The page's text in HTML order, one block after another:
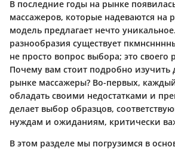
В последние годы на рынке
массажеров, которые надеваются на
модель предлагает нечто
разнообразия существует
не просто вопрос выбора; это своего
Почему вам стоит подробно изучить
рынке массажеры? Во-первых,
обладать своими недостатками и
делает выбор образцов,
нуждам и ожиданиям, критически
В этом разделе мы погрузимся в